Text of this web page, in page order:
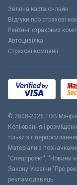
Зелена карта онлайн
Відгуки про страхові
Рейтинг страхових
Автоцивілка
Страхові компанії
© 2008-2026 ТОВ
Копіювання і
тільки з
Матеріали з
"Спецпроект", "Новини
Закону України "Про
рекламодавець.